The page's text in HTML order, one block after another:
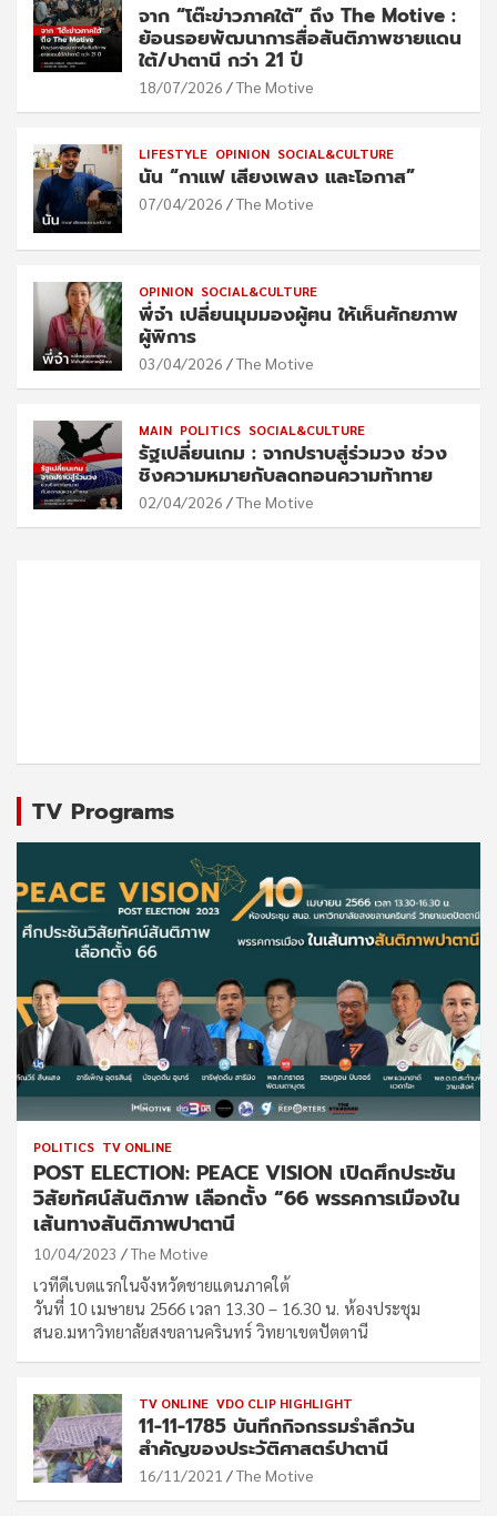
จาก “โต๊ะข่าวภาคใต้” ถึง The Motive :
ย้อนรอยพัฒนาการสื่อสันติภาพชายแดน
ใต้/ปาตานี กว่า 21 ปี
18/07/2026 The Motive
LIFESTYLE OPINION SOCIAL&CULTURE
นัน “กาแฟ เสียงเพลง และโอกาส”
07/04/2026 The Motive
OPINION SOCIAL&CULTURE
พี่จ๋า เปลี่ยนมุมมองผู้ฅน ให้เห็นศักยภาพ
ผู้พิการ
03/04/2026 The Motive
MAIN POLITICS SOCIAL&CULTURE
รัฐเปลี่ยนเกม : จากปราบสู่ร่วมวง ช่วง
ชิงความหมายกับลดทอนความท้าทาย
02/04/2026 The Motive
TV Programs
POLITICS TV ONLINE
POST ELECTION: PEACE VISION เปิดศึกประชัน
วิสัยทัศน์สันติภาพ เลือกตั้ง “66 พรรคการเมืองใน
เส้นทางสันติภาพปาตานี
10/04/2023 The Motive
เวทีดีเบตแรกในจังหวัดชายแดนภาคใต้
วันที่ 10 เมษายน 2566 เวลา 13.30 – 16.30 น. ห้องประชุม
สนอ.มหาวิทยาลัยสงขลานครินทร์ วิทยาเขตปัตตานี
TV ONLINE VDO CLIP HIGHLIGHT
11-11-1785 บันทึกกิจกรรมรำลึกวัน
สำคัญของประวัติศาสตร์ปาตานี
16/11/2021 The Motive